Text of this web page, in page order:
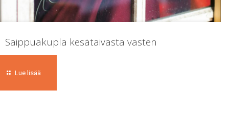
Saippuakupla kesätaivasta vasten
Lue lisää